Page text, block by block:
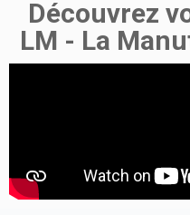
Découvrez
LM - La